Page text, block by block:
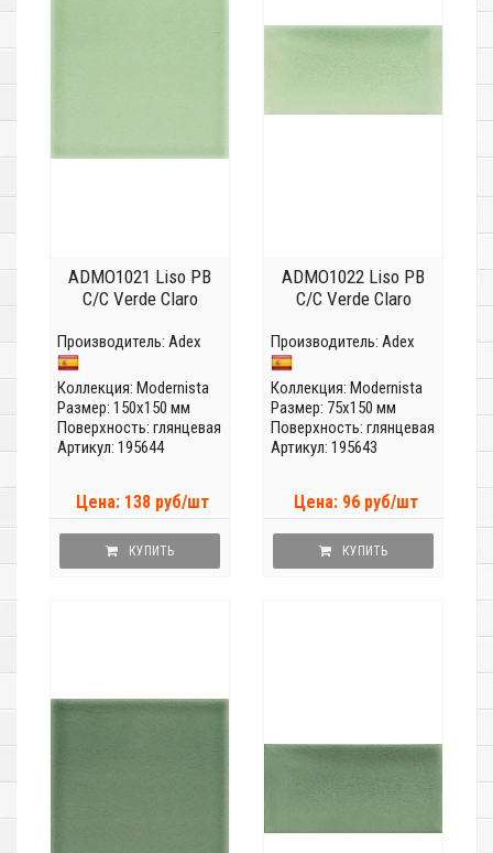
ADMO1021 Liso PB
C/C Verde Claro
Производитель: Adex
Коллекция: Modernista
Размер: 150x150 мм
Поверхность: глянцевая
Артикул: 195644
Цена: 138 руб/шт
КУПИТЬ
ADMO1022 Liso PB
C/C Verde Claro
Производитель: Adex
Коллекция: Modernista
Размер: 75x150 мм
Поверхность: глянцевая
Артикул: 195643
Цена: 96 руб/шт
КУПИТЬ